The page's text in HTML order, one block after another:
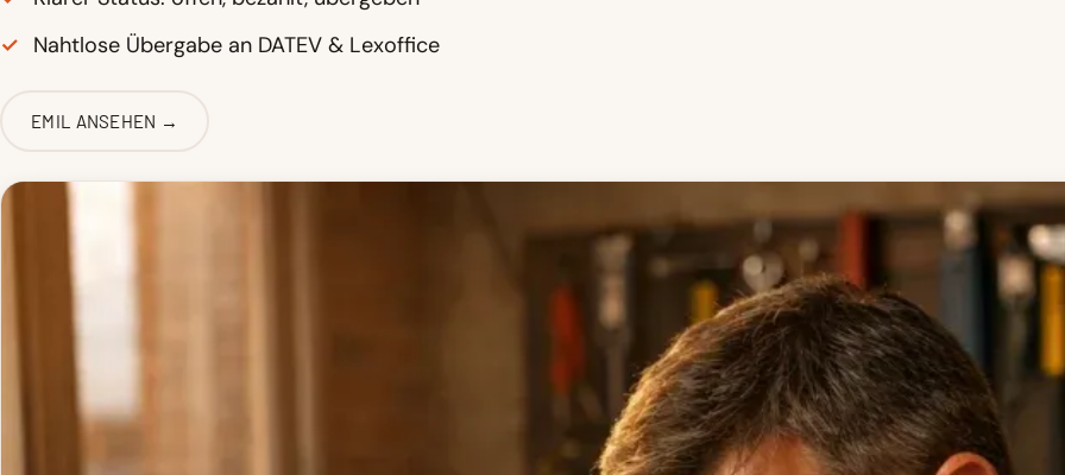
✓ Nahtlose Übergabe an DATEV & Lexoffice
EMIL ANSEHEN →